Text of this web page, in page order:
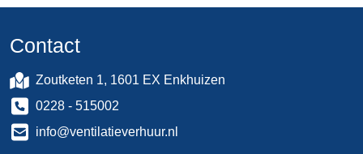
Contact
Zoutketen 1, 1601 EX Enkhuizen
0228 - 515002
info@ventilatieverhuur.nl